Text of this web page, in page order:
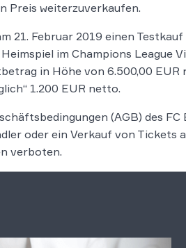
Preis weiterzuverkaufen.
21. Februar 2019 einen
im Champions League
in Höhe von 6.500,00
1.200 EUR netto.
(AGB) des
oder ein Verkauf von
verboten.